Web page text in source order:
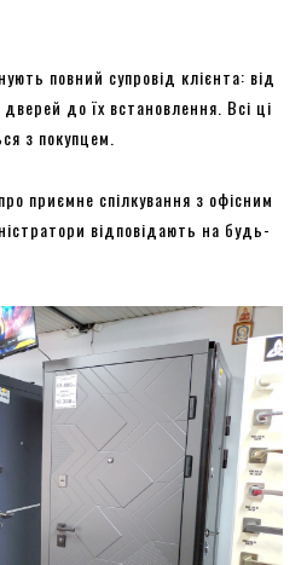
повний супровід клієнта: від
до їх встановлення. Всі ці
з покупцем.
приємне спілкування з офісним
відповідають на будь-